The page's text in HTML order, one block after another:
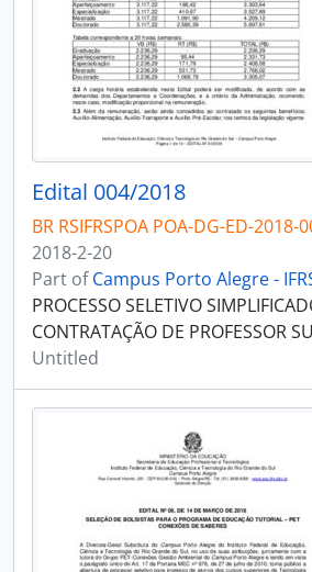
Edital 004/2018
BR RSIFRSPOA POA-DG-ED-2018-
2018-2-20
Part ofCampus Porto Alegre -
PROCESSO SELETIVO
CONTRATAÇÃO DE PROFESSOR
Untitled